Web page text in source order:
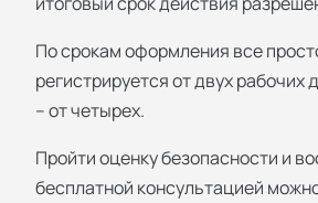
По срокам оформления все
регистрируется от двух рабочих
– от четырех.
Пройти оценку безопасности и
бесплатной консультацией